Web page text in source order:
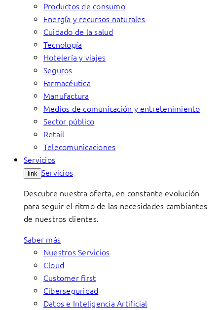
Productos de consumo
Energía y recursos naturales
Cuidado de la salud
Tecnología
Hotelería y viajes
Seguros
Farmacéutica
Manufactura
Medios de comunicación y entretenimiento
Sector público
Retail
Telecomunicaciones
Servicios
link Servicios
Descubre nuestra oferta, en constante evolución
para seguir el ritmo de las necesidades cambiantes
de nuestros clientes.
Saber más
Nuestros Servicios
Cloud
Customer first
Ciberseguridad
Datos e Inteligencia Artificial